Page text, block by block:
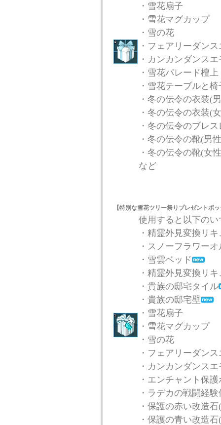
・雪花扇子
・雪花マグカップ
・雪の花
・フェアリーダン
・カンカンダンス
・雪花パレード檀上
・雪花テーブルと椅
・冬の伝令の衣装(
・冬の伝令の衣装(
・冬の伝令のブレ
・冬の伝令の靴(男
・冬の伝令の靴(女
など
【特別な雪花ツリー祭りプレゼントボ
使用すると以下の
・精霊外見変換リ
・スノーフラワー
・雪雲ベッド
・精霊外見変換リ
・貴族の邸宅タイル
・貴族の邸宅壁
・雪花扇子
・雪花マグカップ
・雪の花
・フェアリーダン
・カンカンダンス
・エンチャント保
・ラデカの戦闘経
・保護の赤い改造
・保護の青い改造